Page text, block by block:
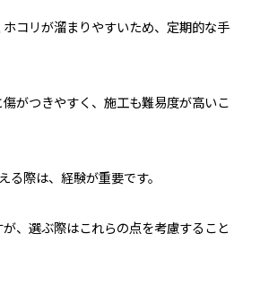
コリが溜まりやすいため、定期的な手
がつきやすく、施工も難易度が高いこ
る際は、経験が重要です。
、選ぶ際はこれらの点を考慮すること